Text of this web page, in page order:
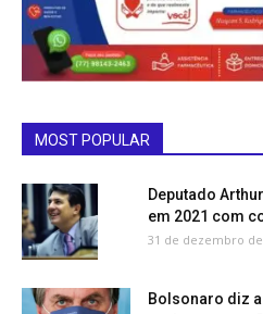
MOST POPULAR
Deputado
em 2021 com
31 de dezembro de
Bolsonaro diz